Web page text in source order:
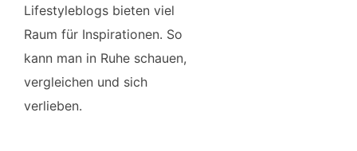
Lifestyleblogs bieten viel
Raum für Inspirationen. So
kann man in Ruhe schauen,
vergleichen und sich
verlieben.